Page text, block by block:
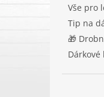
Vše pro
Tip na
🎁
Dárkové